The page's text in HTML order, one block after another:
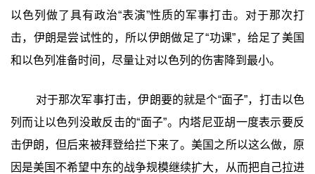
以色列做了具有政治“表演”性质的军事打击。对于那次打
击，伊朗是尝试性的，所以伊朗做足了“功课”，给足了美国
和以色列准备时间，尽量让对以色列的伤害降到最小。
对于那次军事打击，伊朗要的就是个“面子”，打击以色
列而让以色列没敢反击的“面子”。内塔尼亚胡一度表示要反
击伊朗，但后来被拜登给拦下来了。美国之所以这么做，原
因是美国不希望中东的战争规模继续扩大，从而把自己拉进